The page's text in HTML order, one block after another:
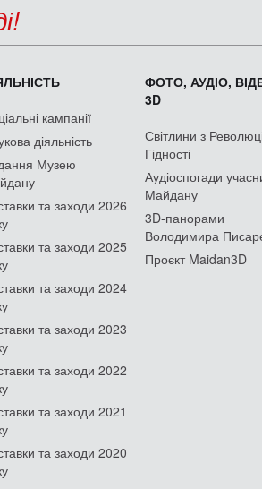
кампанії
діяльність
Музею
та заходи 2026
та заходи 2025
та заходи 2024
та заходи 2023
та заходи 2022
та заходи 2021
та заходи 2020
ФОТО, АУДІО,
3D
Світлини з
Гідності
Аудіоспогади
Майдану
3D-панорами
Володимира
Проєкт Maidan3D